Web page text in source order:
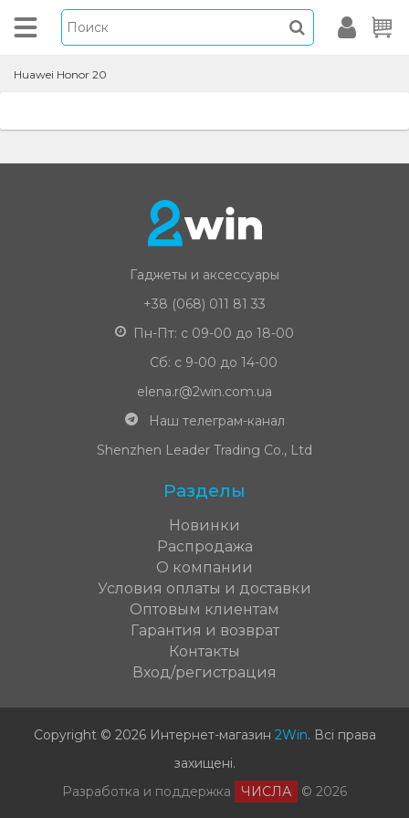
Huawei Honor 20
Гаджеты и аксессуары
+38 (068) 011 81 33
Пн-Пт: с 09-00 до 18-00
Сб: с 9-00 до 14-00
elena.r@2win.com.ua
Наш телеграм-канал
Shenzhen Leader Trading Co., Ltd
Разделы
Новинки
Распродажа
О компании
Условия оплаты и доставки
Оптовым клиентам
Гарантия и возврат
Контакты
Вход/регистрация
Copyright © 2026 Интернет-магазин 2Win. Всі права
захищені.
Разработка и поддержка
ЧИСЛА © 2026